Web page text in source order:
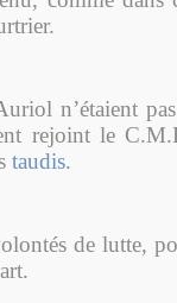
n’étaient
rejoint le
taudis.
de lutte,